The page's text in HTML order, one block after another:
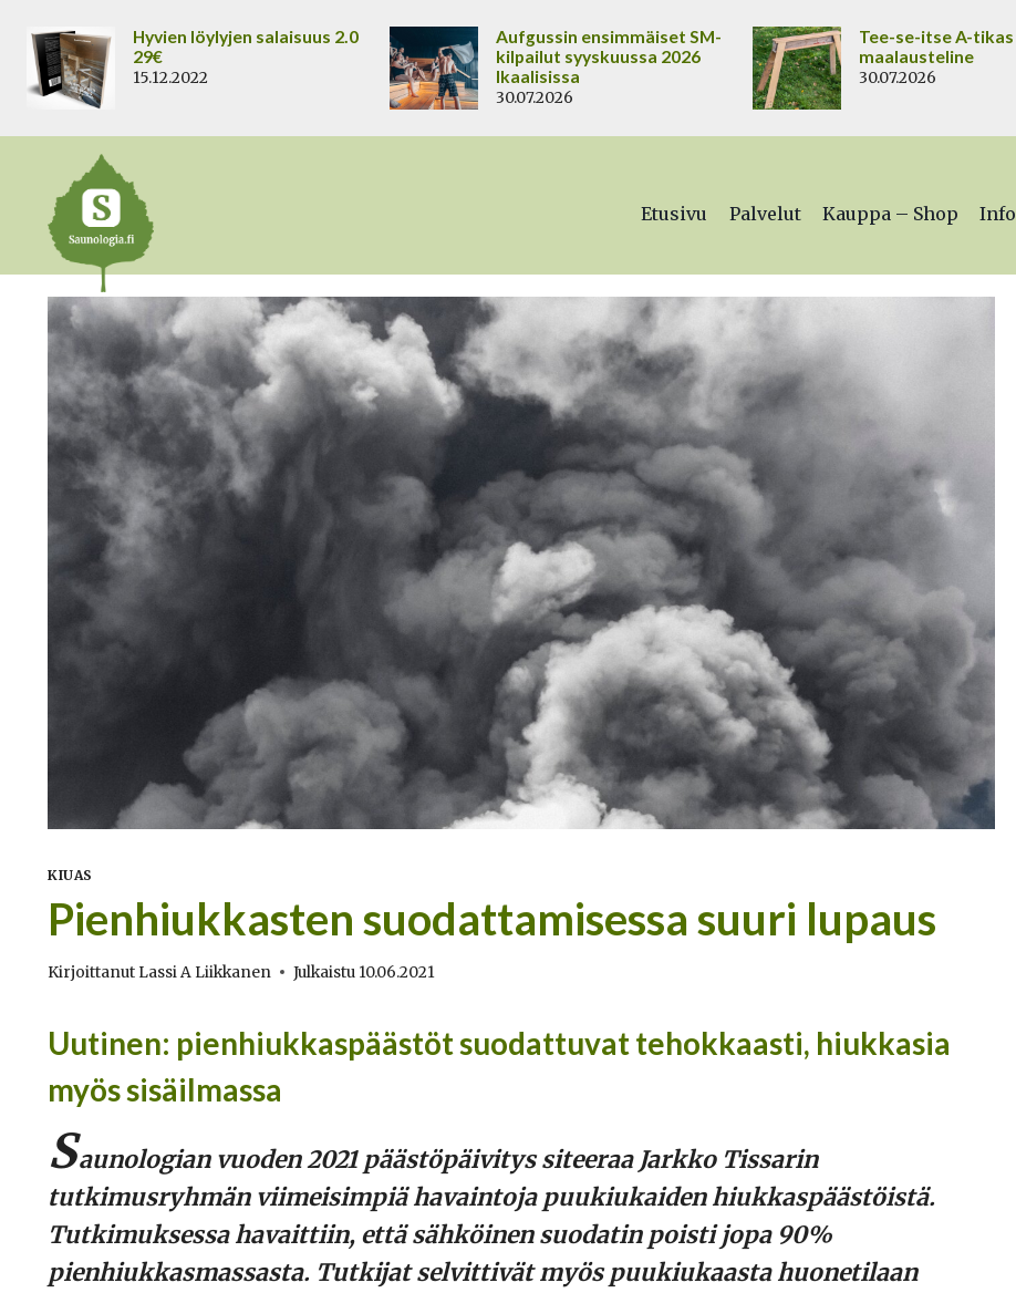
sisältöön
Hyvien löylyjen salaisuus 2.0
29€
15.12.2022
Aufgussin ensimmäiset SM-
kilpailut syyskuussa 2026
Ikaalisissa
30.07.2026
Tee-se-itse A-tikas
maalausteline
30.07.2026
Etusivu Palvelut Kauppa – Shop Info
KIUAS
Pienhiukkasten suodattamisessa suuri lupaus
Kirjoittanut Lassi A Liikkanen Julkaistu 10.06.2021
Uutinen: pienhiukkaspäästöt suodattuvat tehokkaasti, hiukkasia
myös sisäilmassa
Saunologian vuoden 2021 päästöpäivitys siteeraa Jarkko Tissarin
tutkimusryhmän viimeisimpiä havaintoja puukiukaiden hiukkaspäästöistä.
Tutkimuksessa havaittiin, että sähköinen suodatin poisti jopa 90%
pienhiukkasmassasta. Tutkijat selvittivät myös puukiukaasta huonetilaan